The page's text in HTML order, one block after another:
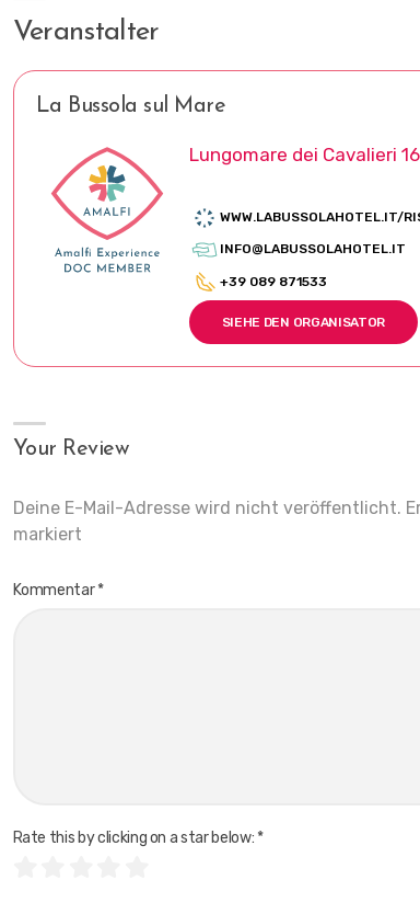
Veranstalter
La Bussola sul Mare
Lungomare dei Cavalieri 16
WWW.LABUSSOLAHOTEL.IT/
INFO@LABUSSOLAHOTEL.IT
+39 089 871533
SIEHE DEN ORGANISATOR
Your Review
Deine E-Mail-Adresse wird nicht veröffentlicht.
markiert
Kommentar*
Rate this by clicking on a star below: *